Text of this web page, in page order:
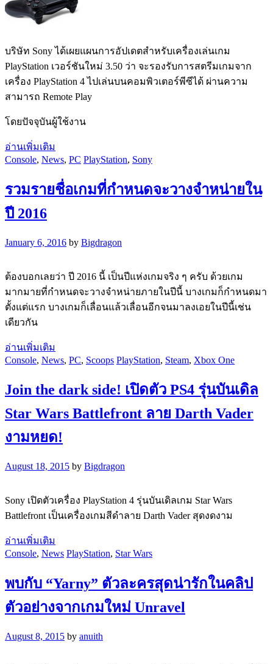
บริษัท Sony ได้เผยแผนการอัปเดตสำหรับเครื่องเล่นเกม
PlayStation เวอร์ชันใหม่ 3.50 ว่า จะรองรับการสตรีมเกมจาก
เครื่อง PlayStation 4 ไปเล่นบนคอมพิวเตอร์พีซีได้ ผ่านความ
สามารถ Remote Play
โดยปัจจุบันผู้ใช้งาน
อ่านเพิ่มเติม
Console, News, PC PlayStation, Sony
รวมรายชื่อเกมที่กำหนดจะวางจำหน่ายใน
ปี 2016
January 6, 2016 by Bigdragon
ต้องบอกเลยว่า ปี 2016 นี้ เป็นปีแห่งเกมจริง ๆ ครับ ด้วยเกม
มากมายที่กำหนดจะวางจำหน่ายภายในปีนี้ บางเกมก็กำหนดมา
ตั้งแต่แรก บางเกมก็เลื่อนแล้วเลื่อนอีกจนมาลงเอยในปีนี้เช่น
เดียวกัน
อ่านเพิ่มเติม
Console, News, PC, Scoops PlayStation, Steam, Xbox One
Join the dark side! เปิดตัว PS4 รุ่นบันเดิล
Star Wars Battlefront ลาย Darth Vader
งามหยด!
August 18, 2015 by Bigdragon
Sony เปิดตัวเครื่อง PlayStation 4 รุ่นบันเดิลเกม Star Wars
Battlefront เป็นเครื่องเกมสีดำลาย Darth Vader สุดงดงาม
อ่านเพิ่มเติม
Console, News PlayStation, Star Wars
พบกับ “Yarny” ตัวละครสุดน่ารักในคลิป
ตัวอย่างจากเกมใหม่ Unravel
August 8, 2015 by anuith